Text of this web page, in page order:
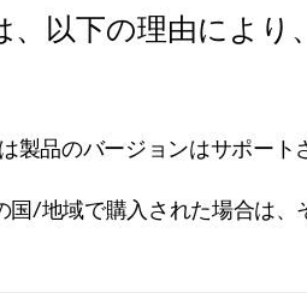
、以下の理由により
製品のバージョンはサポート
国/地域で購入された場合は